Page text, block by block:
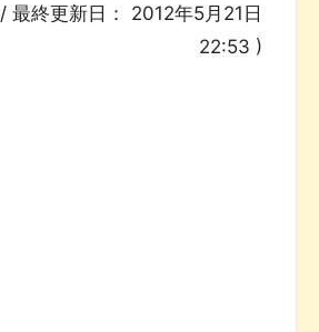
/ 最終更新日： 2012年5月21日
22:53 )